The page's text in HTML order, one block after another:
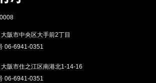
阪市中央区大手前2丁目
06-6941-0351
阪市住之江区南港北1-14-16
06-6941-0351